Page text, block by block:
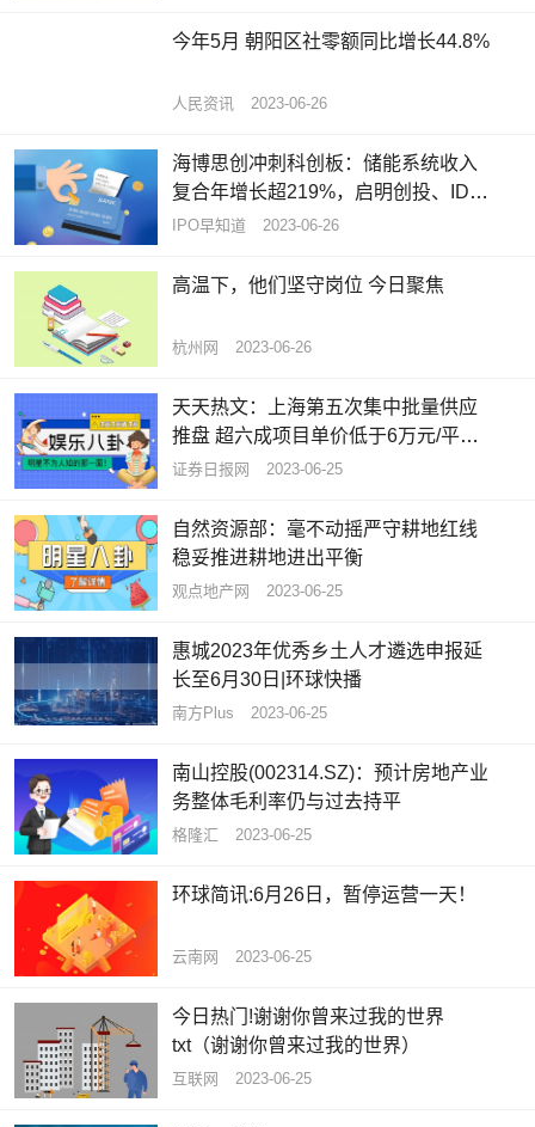
今年5月 朝阳区社零额同比增长44.8%
人民资讯 2023-06-26
海博思创冲刺科创板：储能系统收入
复合年增长超219%，启明创投、IDG
为股东 每日速讯
IPO早知道 2023-06-26
高温下，他们坚守岗位 今日聚焦
杭州网 2023-06-26
天天热文：上海第五次集中批量供应
推盘 超六成项目单价低于6万元/平方
米
证券日报网 2023-06-25
自然资源部：毫不动摇严守耕地红线
稳妥推进耕地进出平衡
观点地产网 2023-06-25
惠城2023年优秀乡土人才遴选申报延
长至6月30日|环球快播
南方Plus 2023-06-25
南山控股(002314.SZ)：预计房地产业
务整体毛利率仍与过去持平
格隆汇 2023-06-25
环球简讯:6月26日，暂停运营一天！
云南网 2023-06-25
今日热门!谢谢你曾来过我的世界
txt（谢谢你曾来过我的世界）
互联网 2023-06-25